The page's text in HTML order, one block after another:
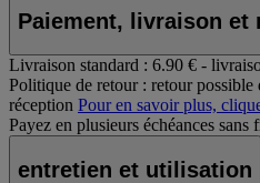
Paiement, livraison et
Livraison standard : 6.90 € -
Politique de retour : retour possible
réception Pour en savoir plus,
Payez en plusieurs échéances sans
entretien et utilisation